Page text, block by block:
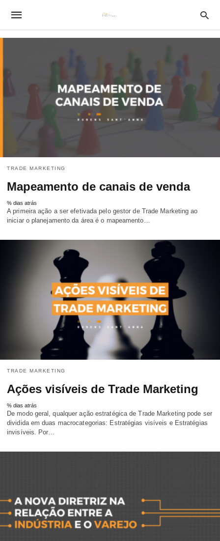
TRADE MARKETING
Mapeamento de canais de venda
% dias atrás
A primeira ação a ser efetivada pelo gestor de Trade Marketing ao
iniciar o planejamento da área é o mapeamento…
TRADE MARKETING
Ações visíveis de Trade Marketing
% dias atrás
De modo geral, qualquer ação estratégica de Trade Marketing pode ser
dividida em duas macrocategorias: Estratégias visíveis e Estratégias
invisíveis. Por…